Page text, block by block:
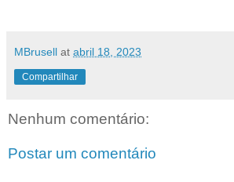
MBrusell at abril 18, 2023
Compartilhar
Nenhum comentário:
Postar um comentário